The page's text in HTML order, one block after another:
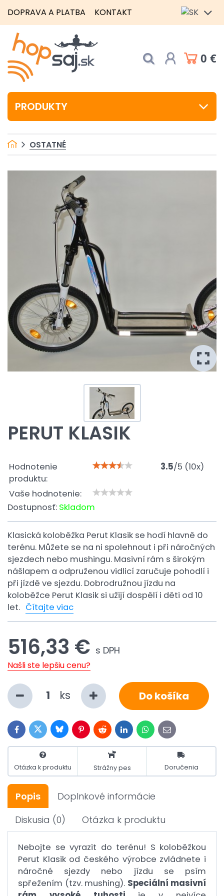
DOPRAVA A PLATBA KONTAKT
0 €
PRODUKTY
OSTATNÉ
PERUT KLASIK
Hodnotenie
produktu:
3.5/5 (10x)
Vaše hodnotenie:
Dostupnosť: Skladom
Klasická koloběžka Perut Klasik se hodí hlavně do
terénu. Můžete se na ni spolehnout i při náročných
sjezdech nebo mushingu. Masivní rám s širokým
nášlapem a odpruženou vidlicí zaručuje pohodlí i
při jízdě ve sjezdu. Dobrodružnou jízdu na
koloběžce Perut Klasik si užijí dospělí i děti od 10
let. Čítajte viac
516,33 € s DPH
Našli ste lepšiu cenu?
ks Do košíka
FacebookTwitterBlueskyPinterestRedditLinkedInWhatsApp
E-
mail
Otázka k produktu Strážny pes Doručenia
Popis
Doplnkové informácie
Diskusia (0) Otázka k produktu
Nebojte se vyrazit do terénu! S koloběžkou
Perut Klasik od českého výrobce zvládnete i
náročné sjezdy nebo jízdu se psím
spřežením (tzv. mushing). Speciální masivní